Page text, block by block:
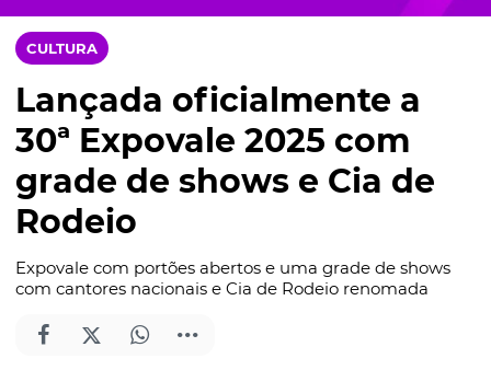
CULTURA
Lançada oficialmente a
30ª Expovale 2025 com
grade de shows e Cia de
Rodeio
Expovale com portões abertos e uma grade de shows
com cantores nacionais e Cia de Rodeio renomada